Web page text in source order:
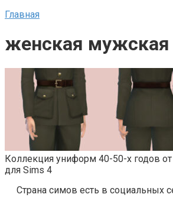
Главная
женская мужская
Коллекция униформ 40-50-х годов
для Sims 4
Страна симов есть в социальных